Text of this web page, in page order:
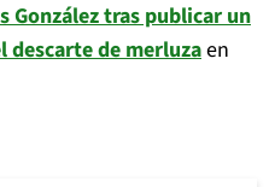
González tras publicar un
descarte de merluzaen